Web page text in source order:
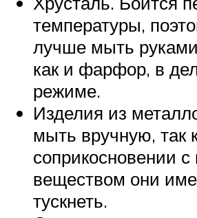
температуры,
лучше мыть
как и фарфор, в
режиме.
Изделия из
мыть вручную, так
соприкосновении
веществом они
тускнеть.